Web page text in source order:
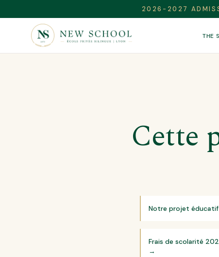
2026-2027
THE
Cette
Notre projet éducatif
Frais de scolarité
→